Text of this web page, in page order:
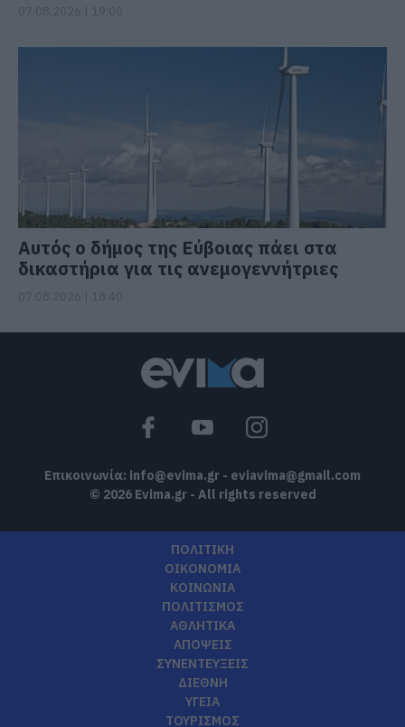
Αυτός ο δήμος της Εύβοιας πάει στα
δικαστήρια για τις ανεμογεννήτριες
Επικοινωνία: info@evima.gr - eviavima@gmail.com
© 2026 Evima.gr - All rights reserved
ΠΟΛΙΤΙΚΗ
ΟΙΚΟΝΟΜΙΑ
ΚΟΙΝΩΝΙΑ
ΠΟΛΙΤΙΣΜΟΣ
ΑΘΛΗΤΙΚΑ
ΑΠΟΨΕΙΣ
ΣΥΝΕΝΤΕΥΞΕΙΣ
ΔΙΕΘΝΗ
ΥΓΕΙΑ
ΤΟΥΡΙΣΜΟΣ